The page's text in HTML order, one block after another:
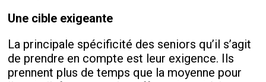
Une cible exigeante
La principale spécificité des seniors qu’il s’agit
de prendre en compte est leur exigence. Ils
prennent plus de temps que la moyenne pour